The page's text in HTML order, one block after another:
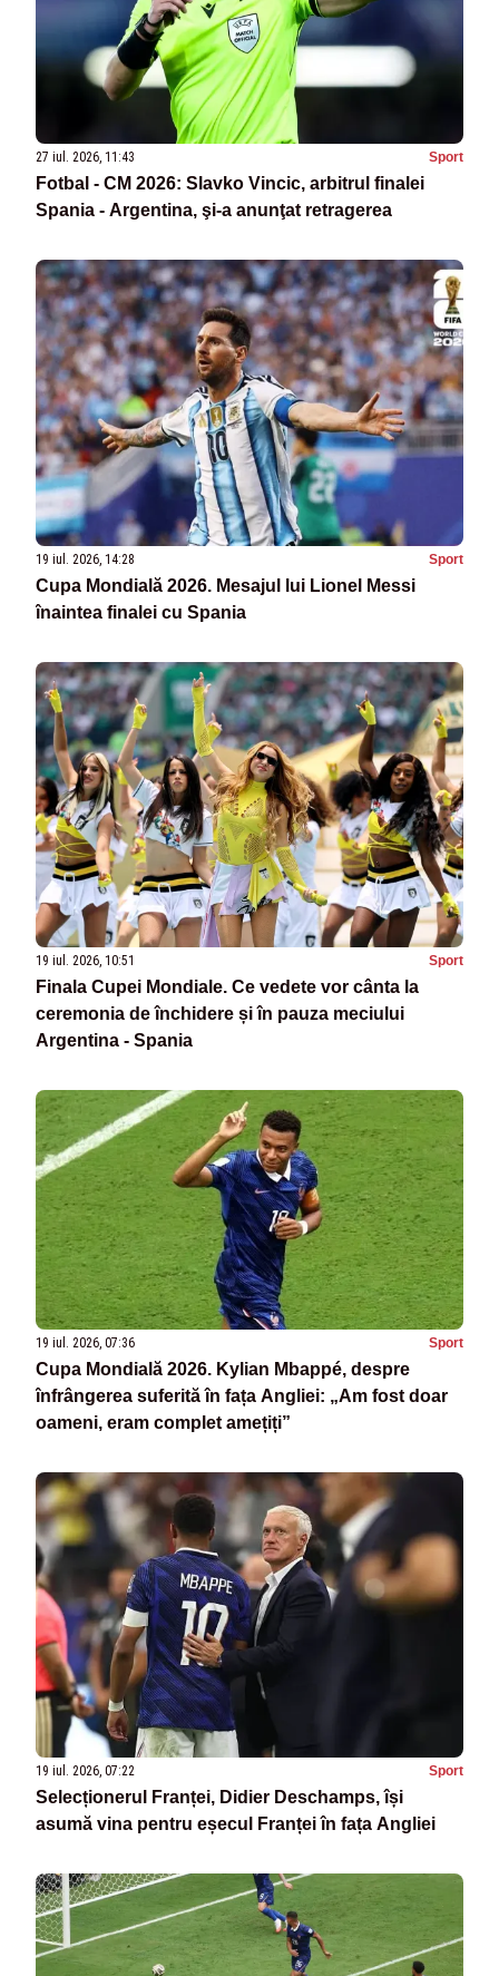
27 iul. 2026, 11:43 Sport
Fotbal - CM 2026: Slavko Vincic, arbitrul finalei
Spania - Argentina, şi-a anunţat retragerea
19 iul. 2026, 14:28 Sport
Cupa Mondială 2026. Mesajul lui Lionel Messi
înaintea finalei cu Spania
19 iul. 2026, 10:51 Sport
Finala Cupei Mondiale. Ce vedete vor cânta la
ceremonia de închidere și în pauza meciului
Argentina - Spania
19 iul. 2026, 07:36 Sport
Cupa Mondială 2026. Kylian Mbappé, despre
înfrângerea suferită în fața Angliei: „Am fost doar
oameni, eram complet amețiți”
19 iul. 2026, 07:22 Sport
Selecționerul Franței, Didier Deschamps, își
asumă vina pentru eșecul Franței în fața Angliei